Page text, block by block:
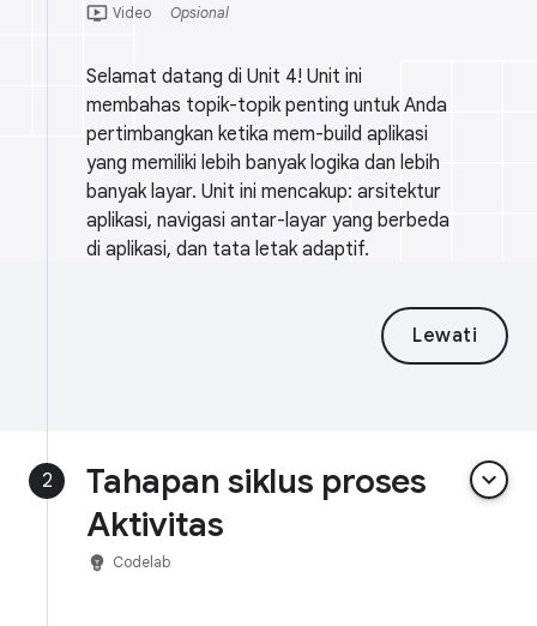
ondemand_video Video Opsional
Selamat datang di Unit 4! Unit ini
membahas topik-topik penting untuk Anda
pertimbangkan ketika mem-build aplikasi
yang memiliki lebih banyak logika dan lebih
banyak layar. Unit ini mencakup: arsitektur
aplikasi, navigasi antar-layar yang berbeda
di aplikasi, dan tata letak adaptif.
Lewati
2
Tahapan siklus proses
Aktivitas
keyboard_arrow_down
emoji_objects Codelab